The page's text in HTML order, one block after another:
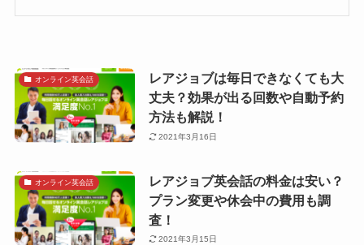
オンライン英会話
レアジョブは毎日できなくても大
丈夫？効果が出る回数や自動予約
方法も解説！
2021年3月16日
オンライン英会話
レアジョブ英会話の料金は安い？
プラン変更や休会中の費用も調
査！
2021年3月15日